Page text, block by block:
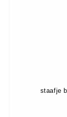
staafje